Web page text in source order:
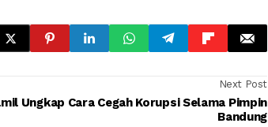
Next Post
Ungkap Cara Cegah Korupsi Selama Pimpin
Bandung